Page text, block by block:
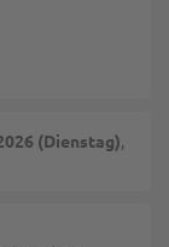
(Dienstag),